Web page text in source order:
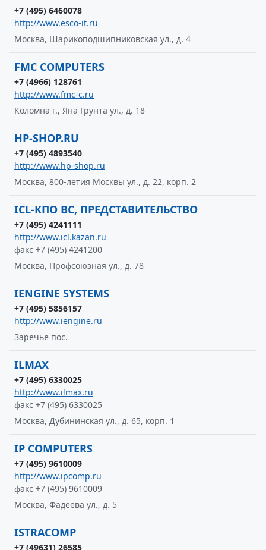
+7 (495) 6460078
http://www.esco-it.ru
Москва, Шарикоподшипниковская ул., д. 4
FMC COMPUTERS
+7 (4966) 128761
http://www.fmc-c.ru
Коломна г., Яна Грунта ул., д. 18
HP-SHOP.RU
+7 (495) 4893540
http://www.hp-shop.ru
Москва, 800-летия Москвы ул., д. 22, корп. 2
ICL-КПО ВС, ПРЕДСТАВИТЕЛЬСТВО
+7 (495) 4241111
http://www.icl.kazan.ru
факс +7 (495) 4241200
Москва, Профсоюзная ул., д. 78
IENGINE SYSTEMS
+7 (495) 5856157
http://www.iengine.ru
Заречье пос.
ILMAX
+7 (495) 6330025
http://www.ilmax.ru
факс +7 (495) 6330025
Москва, Дубининская ул., д. 65, корп. 1
IP COMPUTERS
+7 (495) 9610009
http://www.ipcomp.ru
факс +7 (495) 9610009
Москва, Фадеева ул., д. 5
ISTRACOMP
+7 (49631) 26585